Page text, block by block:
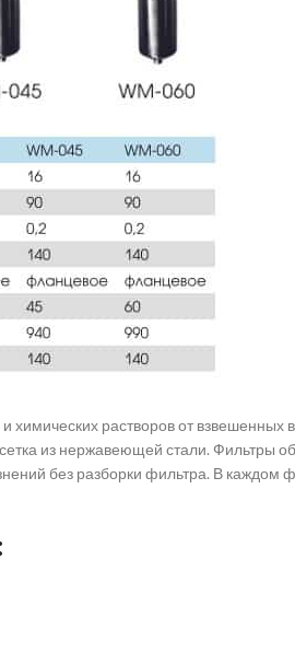
растворов от взвешенных
из нержавеющей стали.
без разборки фильтра. В каждом